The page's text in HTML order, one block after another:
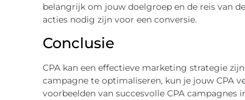
belangrijk om jouw doelgroep en de reis van
acties nodig zijn voor een conversie.
Conclusie
CPA kan een effectieve marketing strategie
campagne te optimaliseren, kun je jouw CPA
voorbeelden van succesvolle CPA